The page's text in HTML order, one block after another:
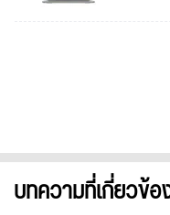
บทความที่เกี่ยวข้